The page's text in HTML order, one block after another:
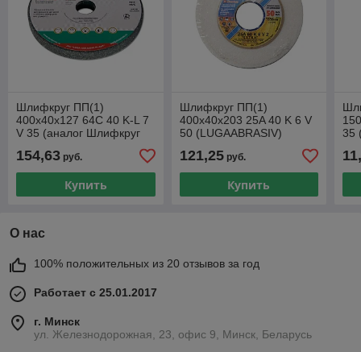
Шлифкруг ПП(1)
400х40х127 64C 40 K-L 7
V 35 (аналог Шлифкруг
ПП(1) 400х40х127 63C 40
K-L 7 V 35) (LU
154,63 руб.
Купить
Шлифкруг ПП(1)
400х40х203 25A 40 K 6 V
50 (LUGAABRASIV)
121,25руб.
Купить
35
О нас
100% положительных из 20 отзывов за год
Работает с 25.01.2017
г. Минск
ул. Железнодорожная, 23, офис 9, Минск, Беларусь